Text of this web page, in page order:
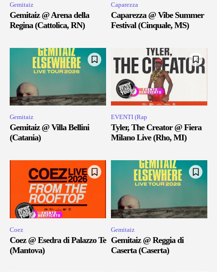
Gemitaiz
Gemitaiz @ Arena della
Regina (Cattolica, RN)
Caparezza
Caparezza @ Vibe Summer
Festival (Cinquale, MS)
Gemitaiz
Gemitaiz @ Villa Bellini
(Catania)
EVENTI (Rap
Tyler, The Creator @ Fiera
Milano Live (Rho, MI)
Coez
Coez @ Esedra di Palazzo Te
(Mantova)
Gemitaiz
Gemitaiz @ Reggia di
Caserta (Caserta)